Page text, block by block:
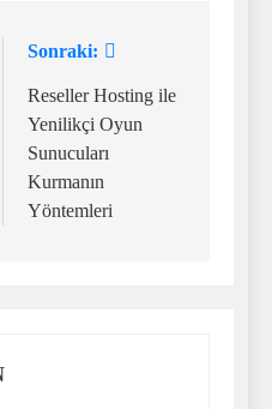
Sonraki:
Reseller Hosting ile
Yenilikçi Oyun
Sunucuları
Kurmanın
Yöntemleri